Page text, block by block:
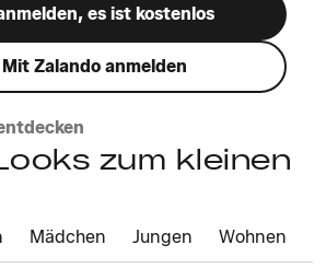
es ist kostenlos
Mit Zalando anmelden
zum kleinen
Mädchen Jungen Wohnen